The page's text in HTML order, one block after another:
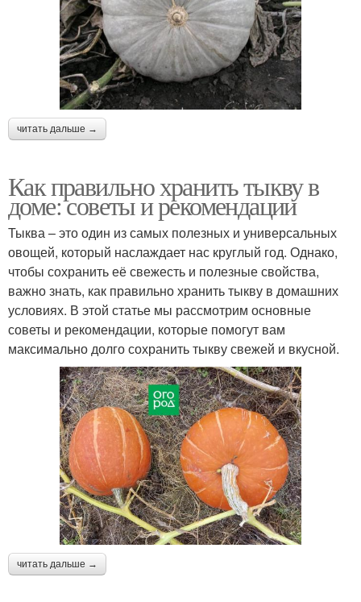
читать дальше →
Как правильно хранить тыкву в
доме: советы и рекомендации
Тыква – это один из самых полезных и универсальных
овощей, который наслаждает нас круглый год. Однако,
чтобы сохранить её свежесть и полезные свойства,
важно знать, как правильно хранить тыкву в домашних
условиях. В этой статье мы рассмотрим основные
советы и рекомендации, которые помогут вам
максимально долго сохранить тыкву свежей и вкусной.
читать дальше →